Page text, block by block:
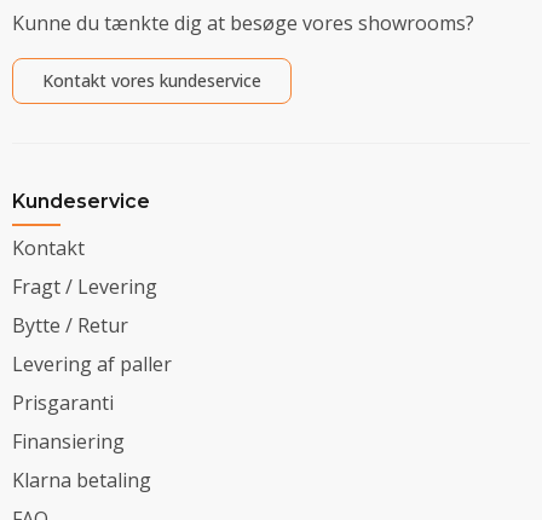
Kunne du tænkte dig at besøge vores showrooms?
Kontakt vores kundeservice
Kundeservice
Kontakt
Fragt / Levering
Bytte / Retur
Levering af paller
Prisgaranti
Finansiering
Klarna betaling